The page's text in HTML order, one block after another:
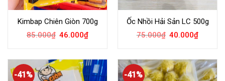
Kimbap Chiên Giòn 700g
85.000₫ 46.000₫
Ốc Nhồi Hải Sản LC 500g
75.000₫ 40.000₫
-41% -41%